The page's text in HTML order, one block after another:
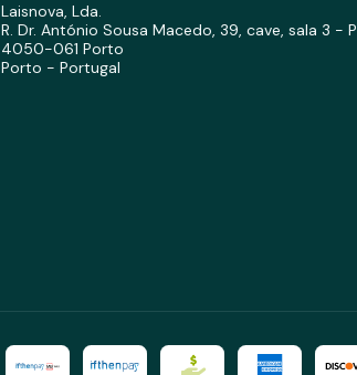
Laisnova, Lda.
R. Dr. António Sousa Macedo, 39, cave, sala 3 -
4050-061 Porto
Porto - Portugal